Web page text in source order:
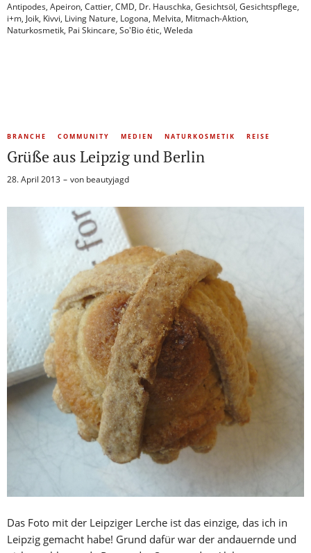
Antipodes, Apeiron, Cattier, CMD, Dr. Hauschka, Gesichtsöl, Gesichtspflege,
i+m, Joik, Kivvi, Living Nature, Logona, Melvita, Mitmach-Aktion,
Naturkosmetik, Pai Skincare, So'Bio étic, Weleda
BRANCHE COMMUNITY MEDIEN NATURKOSMETIK REISE
Grüße aus Leipzig und Berlin
28. April 2013 von beautyjagd
Das Foto mit der Leipziger Lerche ist das einzige, das ich in
Leipzig gemacht habe! Grund dafür war der andauernde und